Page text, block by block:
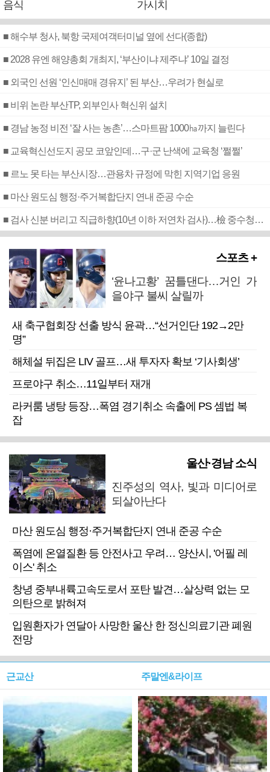
음식
가시치
■ 해수부 청사, 북항 국제여객터미널 옆에 선다(종합)
■ 2028 유엔 해양총회 개최지, ‘부산이냐 제주냐’ 10일 결정
■ 외국인 선원 ‘인신매매 경유지’ 된 부산…우려가 현실로
■ 비위 논란 부산TP, 외부인사 혁신위 설치
■ 경남 농정 비전 ‘잘 사는 농촌’…스마트팜 1000㏊까지 늘린다
■ 교육혁신선도지 공모 코앞인데…구·군 난색에 교육청 ‘쩔쩔’
■ 르노 못 타는 부산시장…관용차 규정에 막힌 지역기업 응원
■ 마산 원도심 행정·주거복합단지 연내 준공 수순
■ 검사 신분 버리고 직급하향(10년 이하 저연차 검사)…檢 중수청행 기피
스포츠 +
‘윤나고황’ 꿈틀댄다…거인 가
을야구 불씨 살릴까
새 축구협회장 선출 방식 윤곽…“선거인단 192→2만
명”
해체설 뒤집은 LIV 골프…새 투자자 확보 ‘기사회생’
프로야구 취소…11일부터 재개
라커룸 냉탕 등장…폭염 경기취소 속출에 PS 셈법 복
잡
울산·경남 소식
진주성의 역사, 빛과 미디어로
되살아난다
마산 원도심 행정·주거복합단지 연내 준공 수순
폭염에 온열질환 등 안전사고 우려… 양산시, '어필 레
이스' 취소
창녕 중부내륙고속도로서 포탄 발견…살상력 없는 모
의탄으로 밝혀져
입원환자가 연달아 사망한 울산 한 정신의료기관 폐원
전망
근교산 주말엔&라이프